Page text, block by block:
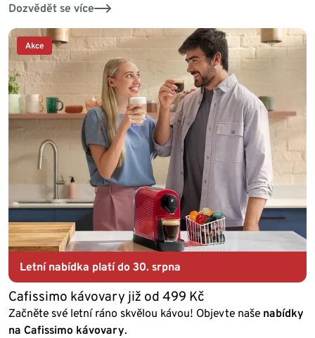
Dozvědět se více
Akce
Letní nabídka platí do 30. srpna
Cafissimo kávovary již od 499 Kč
Začněte své letní ráno skvělou kávou! Objevte naše nabídky
na Cafissimo kávovary.